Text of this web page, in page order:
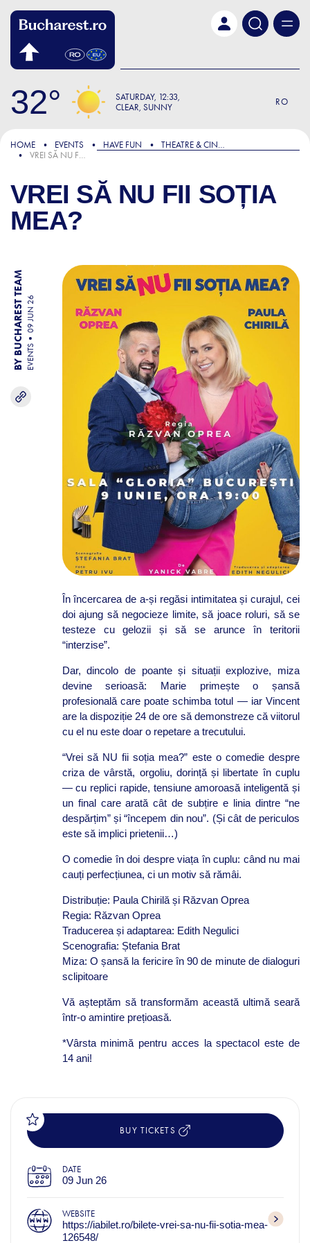
32 SATURDAY 12:33
CLEAR, SUNNY
RO
HOME EVENTS HAVE FUN
THEATRE & CINEMA
VREI SĂ NU FII SOȚIA MEA?
VREI SĂ NU FII SOȚIA
MEA?
BY BUCHAREST TEAM EVENTS
09 JUN 26
În încercarea de a-și regăsi intimitatea și curajul, cei
doi ajung să negocieze limite, să joace roluri, să se
testeze cu gelozii și să se arunce în teritorii
“interzise”.
Dar, dincolo de poante și situații explozive, miza
devine serioasă: Marie primește o șansă
profesională care poate schimba totul — iar Vincent
are la dispoziție 24 de ore să demonstreze că viitorul
cu el nu este doar o repetare a trecutului.
“Vrei să NU fii soția mea?” este o comedie despre
criza de vârstă, orgoliu, dorință și libertate în cuplu
— cu replici rapide, tensiune amoroasă inteligentă și
un final care arată cât de subțire e linia dintre “ne
despărțim” și “începem din nou”. (Și cât de periculos
este să implici prietenii…)
O comedie în doi despre viața în cuplu: când nu mai
cauți perfecțiunea, ci un motiv să rămâi.
Distribuție: Paula Chirilă și Răzvan Oprea
Regia: Răzvan Oprea
Traducerea și adaptarea: Edith Negulici
Scenografia: Ștefania Brat
Miza: O șansă la fericire în 90 de minute de dialoguri
sclipitoare
Vă așteptăm să transformăm această ultimă seară
într-o amintire prețioasă.
*Vârsta minimă pentru acces la spectacol este de
14 ani!
BUY TICKETS
DATE
09 Jun 26
WEBSITE
https://iabilet.ro/bilete-vrei-sa-nu-fii-sotia-mea-
126548/